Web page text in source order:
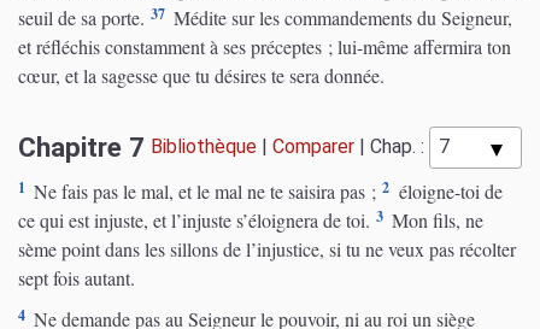
seuil de sa porte. 37 Médite sur les commandements du Seigneur,
et réfléchis constamment à ses préceptes ; lui-même affermira ton
cœur, et la sagesse que tu désires te sera donnée.
Chapitre 7 Bibliothèque | Comparer | Chap. :
1 Ne fais pas le mal, et le mal ne te saisira pas ; 2 éloigne-toi de
ce qui est injuste, et l’injuste s’éloignera de toi. 3 Mon fils, ne
sème point dans les sillons de l’injustice, si tu ne veux pas récolter
sept fois autant.
4 Ne demande pas au Seigneur le pouvoir, ni au roi un siège